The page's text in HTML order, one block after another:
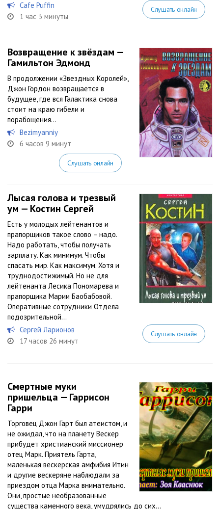
Cafe Puffin
1 час 3 минуты
Слушать онлайн
Возвращение к звёздам —
Гамильтон Эдмонд
В продолжении «Звездных Королей»,
Джон Гордон возвращается в
будущее, где вся Галактика снова
стоит на краю гибели и
порабощения…
Bezimyanniy
6 часов 9 минут
Слушать онлайн
Лысая голова и трезвый
ум — Костин Сергей
Есть у молодых лейтенантов и
прапорщиков такое слово – надо.
Надо работать, чтобы получать
зарплату. Как минимум. Чтобы
спасать мир. Как максимум. Хотя и
труднодостижимый. Но не для
лейтенанта Лесика Пономарева и
прапорщика Марии Баобабовой.
Оперативные сотрудники Отдела
подозрительной...
Сергей Ларионов
17 часов 26 минут
Слушать онлайн
Смертные муки
пришельца — Гаррисон
Гарри
Торговец Джон Гарт был атеистом, и
не ожидал, что на планету Вескер
прибудет христианский миссионер
отец Марк. Приятель Гарта,
маленькая вескерская амфибия Итин
и другие вескеряне наблюдали за
приездом отца Марка внимательно.
Они, простые необразованные
существа каменного века, умудрялись до сих...